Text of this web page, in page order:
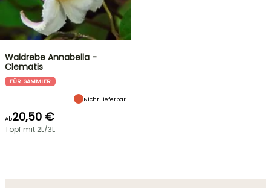
Waldrebe Annabella -
Clematis
FÜR SAMMLER
Nicht lieferbar
Ab20,50 €
Topf mit 2L/3L